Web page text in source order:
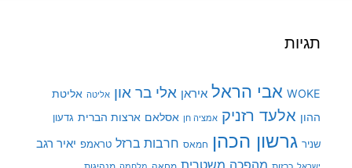
תגיות
WOKE אבי הראל איראן אלי בר און אליטה אליטת
ההון אלעד רזניק אמציה חן אסלאם ארצות הברית גדעון
שניר גרשון הכהן חמאס חרבות ברזל טראמפ יאיר רגב